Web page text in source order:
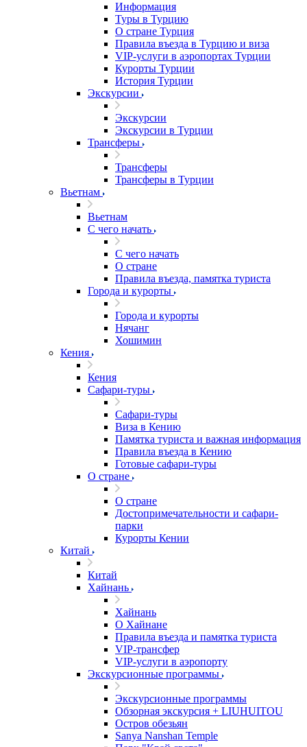
Информация
Туры в Турцию
О стране Турция
Правила въезда в Турцию и виза
VIP-услуги в аэропортах Турции
Курорты Турции
История Турции
Экскурсии
Экскурсии
Экскурсии в Турции
Трансферы
Трансферы
Трансферы в Турции
Вьетнам
Вьетнам
С чего начать
С чего начать
О стране
Правила въезда, памятка туриста
Города и курорты
Города и курорты
Нячанг
Хошимин
Кения
Кения
Сафари-туры
Сафари-туры
Виза в Кению
Памятка туриста и важная информация
Правила въезда в Кению
Готовые сафари-туры
О стране
О стране
Достопримечательности и сафари-
парки
Курорты Кении
Китай
Китай
Хайнань
Хайнань
О Хайнане
Правила въезда и памятка туриста
VIP-трансфер
VIP-услуги в аэропорту
Экскурсионные программы
Экскурсионные программы
Обзорная экскурсия + LIUHUITOU
Остров обезьян
Sanya Nanshan Temple